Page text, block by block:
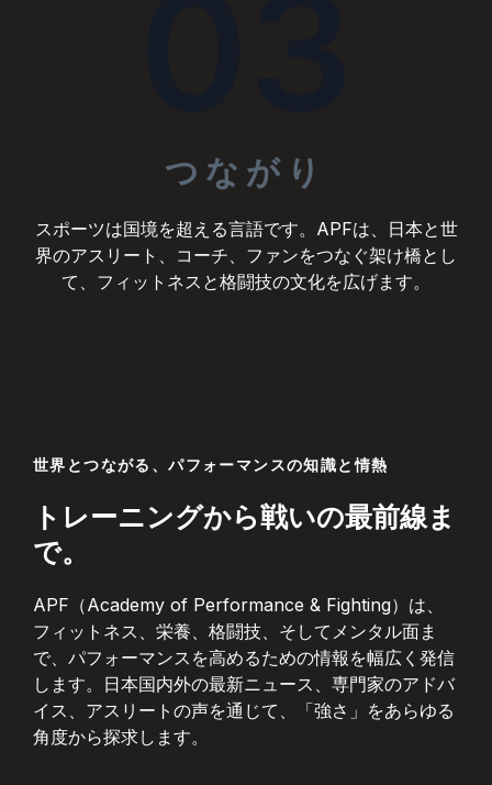
つながり
スポーツは国境を超える言語です。APFは、日本と世
界のアスリート、コーチ、ファンをつなぐ架け橋とし
て、フィットネスと格闘技の文化を広げます。
世界とつながる、パフォーマンスの知識と情熱
トレーニングから戦いの最前線ま
で。
APF（Academy of Performance & Fighting）は、
フィットネス、栄養、格闘技、そしてメンタル面ま
で、パフォーマンスを高めるための情報を幅広く発信
します。日本国内外の最新ニュース、専門家のアドバ
イス、アスリートの声を通じて、「強さ」をあらゆる
角度から探求します。